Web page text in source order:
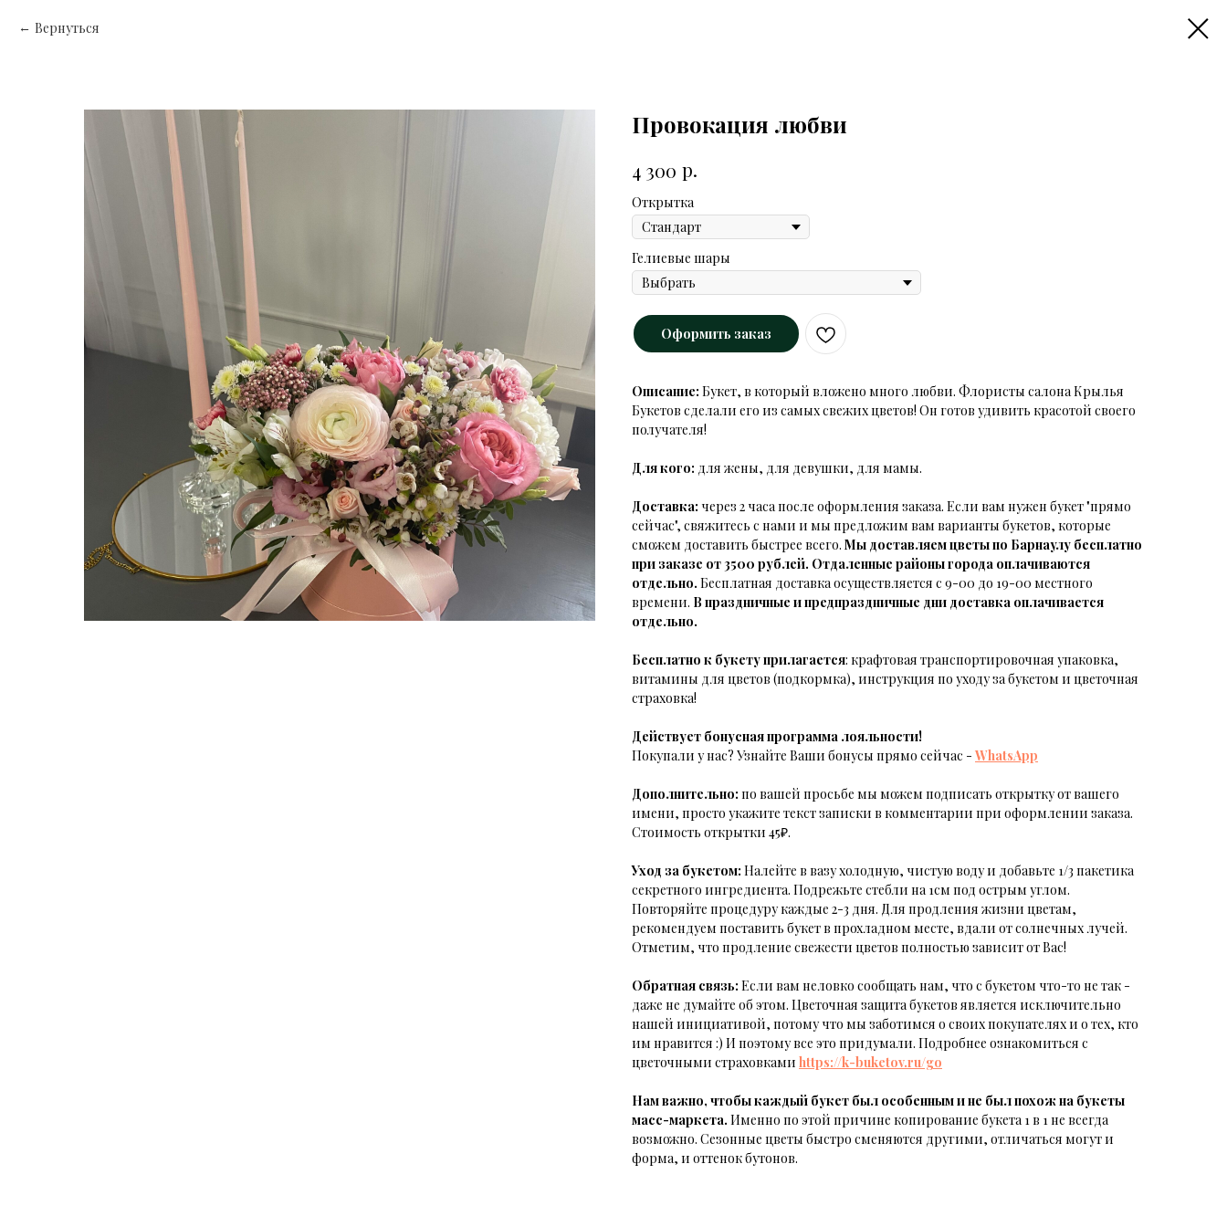
Вернуться
Провокация любви
4 300 р.
Открытка
Гелиевые шары
Оформить заказ
Описание: Букет, в который вложено много любви. Флористы салона Крылья
Букетов сделали его из самых свежих цветов! Он готов удивить красотой своего
получателя!
Для кого: для жены, для девушки, для мамы.
Доставка: через 2 часа после оформления заказа. Если вам нужен букет "прямо
сейчас", свяжитесь с нами и мы предложим вам варианты букетов, которые
сможем доставить быстрее всего. Мы доставляем цветы по Барнаулу бесплатно
при заказе от 3500 рублей. Отдаленные районы города оплачиваются
отдельно. Бесплатная доставка осуществляется с 9-00 до 19-00 местного
времени. В праздничные и предпраздничные дни доставка оплачивается
отдельно.
Бесплатно к букету прилагается: крафтовая транспортировочная упаковка,
витамины для цветов (подкормка), инструкция по уходу за букетом и цветочная
страховка!
Действует бонусная программа лояльности!
Покупали у нас? Узнайте Ваши бонусы прямо сейчас - WhatsApp
Дополнительно: по вашей просьбе мы можем подписать открытку от вашего
имени, просто укажите текст записки в комментарии при оформлении заказа.
Стоимость открытки 45₽.
Уход за букетом: Налейте в вазу холодную, чистую воду и добавьте 1/3 пакетика
секретного ингредиента. Подрежьте стебли на 1см под острым углом.
Повторяйте процедуру каждые 2-3 дня. Для продления жизни цветам,
рекомендуем поставить букет в прохладном месте, вдали от солнечных лучей.
Отметим, что продление свежести цветов полностью зависит от Вас!
Обратная связь: Если вам неловко сообщать нам, что с букетом что-то не так -
даже не думайте об этом. Цветочная защита букетов является исключительно
нашей инициативой, потому что мы заботимся о своих покупателях и о тех, кто
им нравится :) И поэтому все это придумали. Подробнее ознакомиться с
цветочными страховками https://k-buketov.ru/go
Нам важно, чтобы каждый букет был особенным и не был похож на букеты
масс-маркета. Именно по этой причине копирование букета 1 в 1 не всегда
возможно. Сезонные цветы быстро сменяются другими, отличаться могут и
форма, и оттенок бутонов.